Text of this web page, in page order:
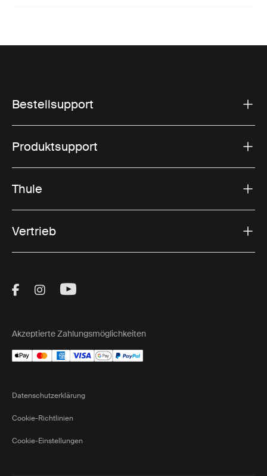
Bestellsupport
Produktsupport
Thule
Vertrieb
Visit Thule on Facebook (external link)
Visit Thule on Instagram (external link)
Visit Thule on Youtube (external
Akzeptierte Zahlungsmöglichkeiten
Datenschutzerklärung
Cookie-Richtlinien
Cookie-Einstellungen